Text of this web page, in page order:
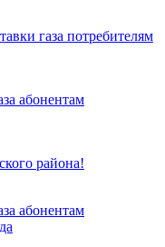
газа потребителям
абонентам
района!
абонентам